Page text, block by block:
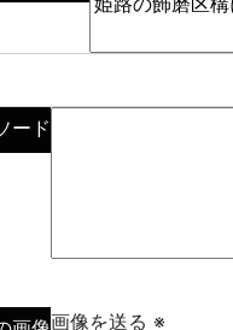
ード
画像を送る ※